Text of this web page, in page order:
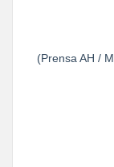
(Prensa AH /